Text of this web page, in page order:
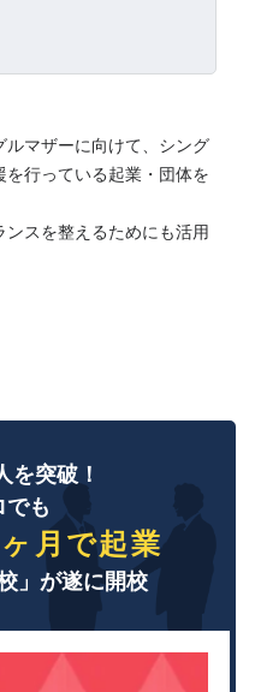
ルマザーに向けて、シング
行っている起業・団体を
スを整えるためにも活用
を突破！
でも
月で起業
」が遂に開校